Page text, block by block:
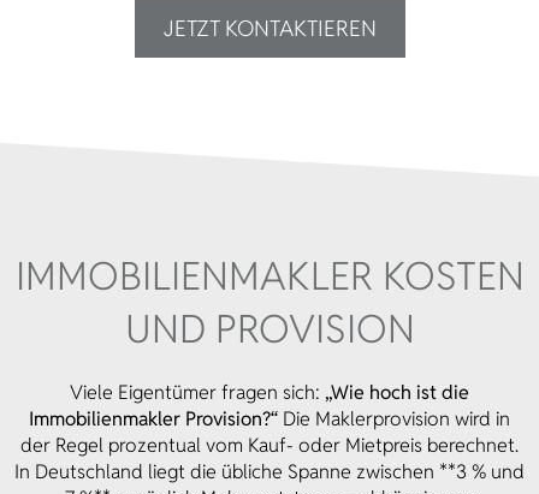
JETZT KONTAKTIEREN
IMMOBILIEN­MAKLER KOSTEN
UND PROVISION
Viele Eigentümer fragen sich: „Wie hoch ist die
Immobilienmakler Provision?“ Die Maklerprovision wird in
der Regel prozentual vom Kauf- oder Mietpreis berechnet.
In Deutschland liegt die übliche Spanne zwischen **3 % und